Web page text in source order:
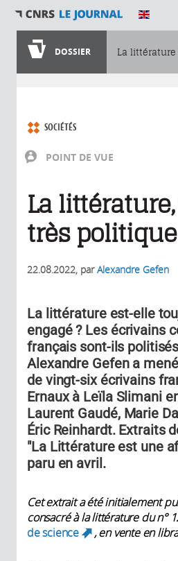
DOSSIER La
POINT DE VUE
SOCIÉTÉS
La
très politique
22.08.2022, parAlexandre Gefen
La littérature est-elle
engagé ? Les écrivains
français sont-ils
Alexandre Gefen a
de vingt-six écrivains
Ernaux à Leïla Slimani
Laurent Gaudé, Marie
Éric Reinhardt. Extraits
"La Littérature est une
paru en avril.
Cet extrait a été initialement
consacré à la littérature du n°
de science
(link is external)
, en vente en